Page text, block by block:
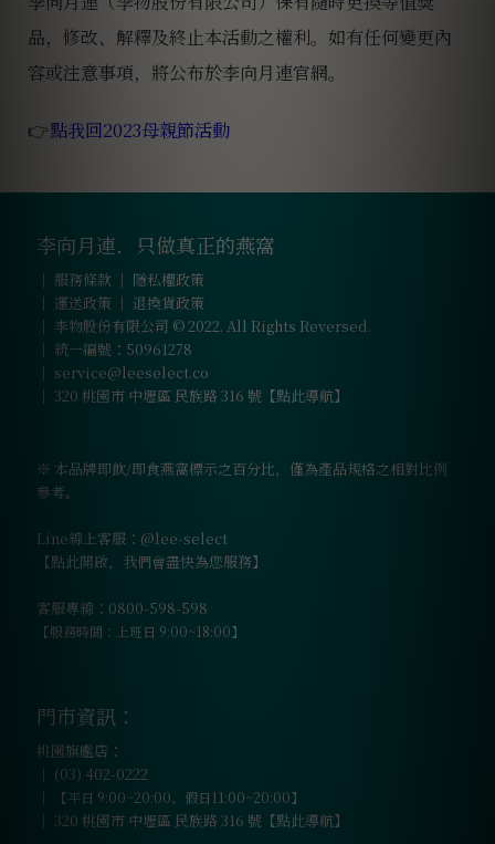
品，修改、解釋及終止本活動之權利。如有任何變更內
容或注意事項，將公布於李向月連官網。
👉點我回2023母親節活動
李向月連．只做真正的燕窩
｜ 服務條款 ｜ 隱私權政策
｜ 運送政策 ｜ 退換貨政策
｜ 李物股份有限公司 © 2022. All Rights Reversed.
｜ 統一編號：50961278
｜ service@leeselect.co
｜ 320 桃園市 中壢區 民族路 316 號【點此導航】
※ 本品牌即飲/即食燕窩標示之百分比，僅為產品規格之相對比例
參考。
Line線上客服：@lee-select
【點此開啟，我們會盡快為您服務】
客服專線：0800-598-598
【服務時間：上班日 9:00~18:00】
門市資訊：
桃園旗艦店：
｜ (03) 402-0222
｜
【平日 9:00~20:00、假日11:00~20:00】
｜ 320 桃園市 中壢區 民族路 316 號【點此導航】